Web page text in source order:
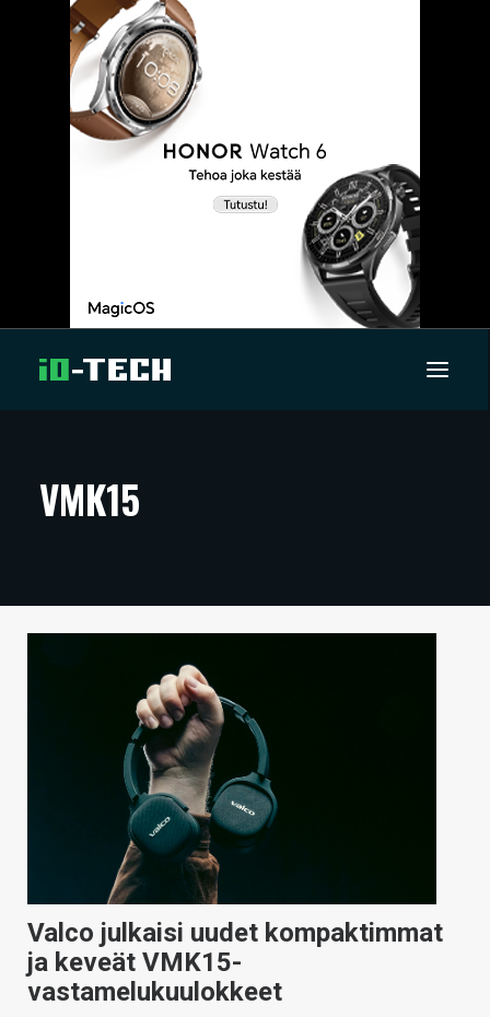
ARTIKKELIT
TECHBBS
HAKU
VMK15
Valco julkaisi uudet kompaktimmat
ja keveät VMK15-
vastamelukuulokkeet